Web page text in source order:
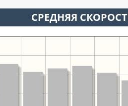
СРЕДНЯЯ